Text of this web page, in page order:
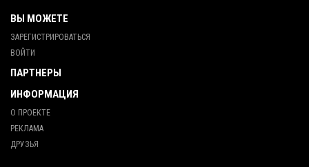
ВЫ МОЖЕТЕ
ЗАРЕГИСТРИРОВАТЬСЯ
ВОЙТИ
ПАРТНЕРЫ
ИНФОРМАЦИЯ
О ПРОЕКТЕ
РЕКЛАМА
ДРУЗЬЯ